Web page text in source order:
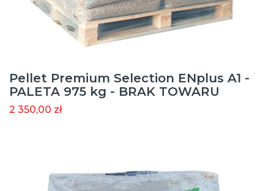
Pellet Premium Selection ENplus A1 -
PALETA 975 kg - BRAK TOWARU
2 350,00 zł